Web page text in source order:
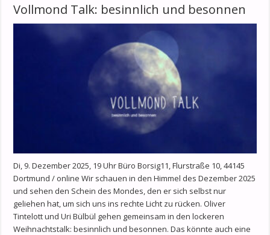
Vollmond Talk: besinnlich und besonnen
Di, 9. Dezember 2025, 19 Uhr Büro Borsig11, Flurstraße 10, 44145
Dortmund / online Wir schauen in den Himmel des Dezember 2025
und sehen den Schein des Mondes, den er sich selbst nur
geliehen hat, um sich uns ins rechte Licht zu rücken. Oliver
Tintelott und Uri Bülbül gehen gemeinsam in den lockeren
Weihnachtstalk: besinnlich und besonnen. Das könnte auch eine